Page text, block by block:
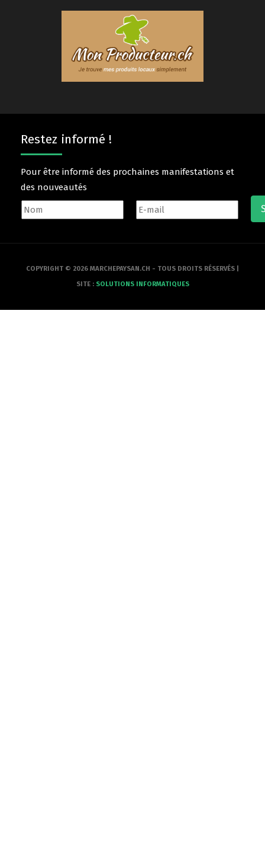
Restez informé !
Pour être informé des prochaines manifestations et
des nouveautés
COPYRIGHT © 2026 MARCHEPAYSAN.CH - TOUS DROITS RÉSERVÉS |
SITE : SOLUTIONS INFORMATIQUES